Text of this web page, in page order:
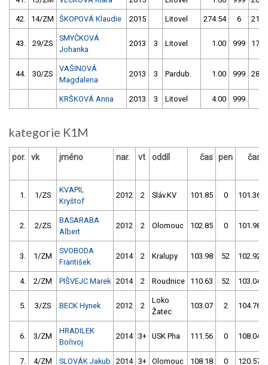
42. 14/ZM ŠKOPOVÁ Klaudie 2015 Litovel 274.54 6
43. 29/ZS
SMYČKOVÁ
Johanka
2013 3 Litovel 1.00 999
44. 30/ZS
VAŠINOVÁ
Magdalena
2013 3 Pardub. 1.00 999
KRŠKOVÁ Anna 2013 3 Litovel 4.00 999
kategorie K1M
por. vk jméno nar. vt oddíl čas pen čas
1. 1/ZS
KVAPIL
Kryštof
2012 2 Sláv.KV 101.85 0 101.36
2. 2/ZS
BASARABA
Albert
2012 2 Olomouc 102.85 0 101.98
3. 1/ZM
SVOBODA
František
2014 2 Kralupy 103.98 52 102.92
4. 2/ZM PIŠVEJC Marek 2014 2 Roudnice 110.63 52 103.04
5. 3/ZS BECK Hynek 2012 2
Loko
Žatec
103.07 2 104.76
6. 3/ZM
HRADILEK
Bořivoj
2014 3+ USK Pha 111.56 0 108.04
7. 4/ZM SLOVÁK Jakub 2014 3+ Olomouc 108.18 0 120.57